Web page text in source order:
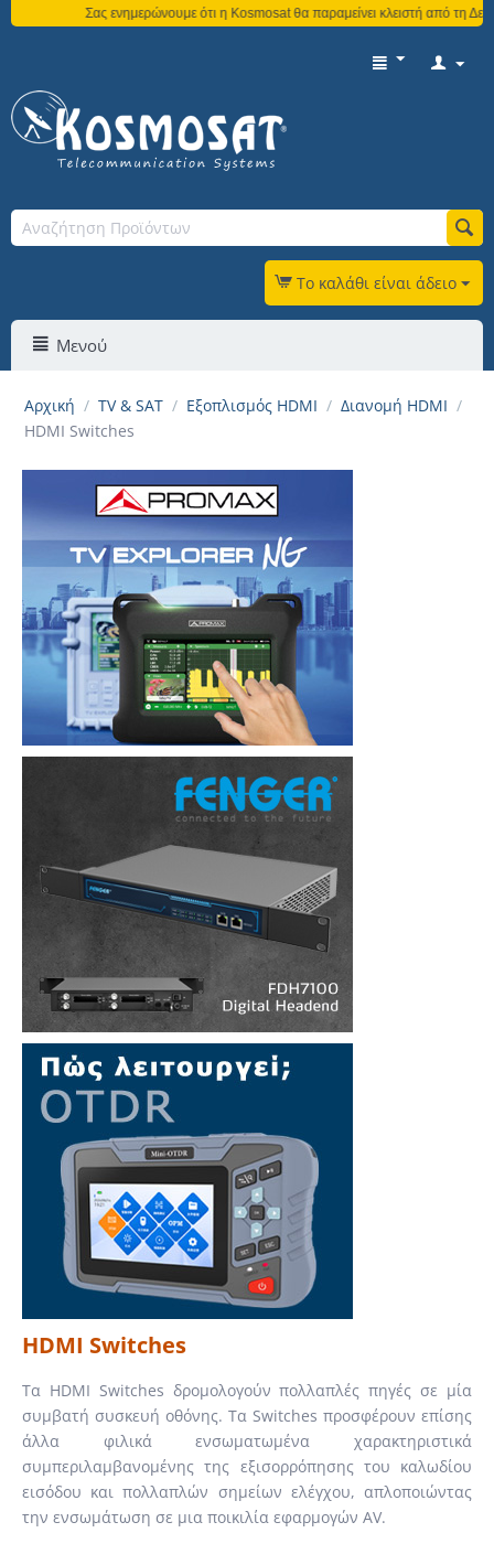
Σας ενημερώνουμε ότι η Kosmosat θα παραμείνει κλειστή από τη
Το καλάθι είναι άδειο
Μενού
Αρχική / TV & SAT / Εξοπλισμός HDMI / Διανομή HDMI /
HDMI Switches
HDMI Switches
Τα HDMI Switches δρομολογούν πολλαπλές πηγές σε μία
συμβατή συσκευή οθόνης. Τα Switches προσφέρουν επίσης
άλλα φιλικά ενσωματωμένα χαρακτηριστικά
συμπεριλαμβανομένης της εξισορρόπησης του καλωδίου
εισόδου και πολλαπλών σημείων ελέγχου, απλοποιώντας
την ενσωμάτωση σε μια ποικιλία εφαρμογών AV.